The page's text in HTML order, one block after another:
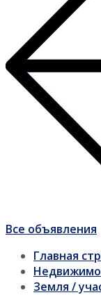
Все объявления
Главная
Земля /